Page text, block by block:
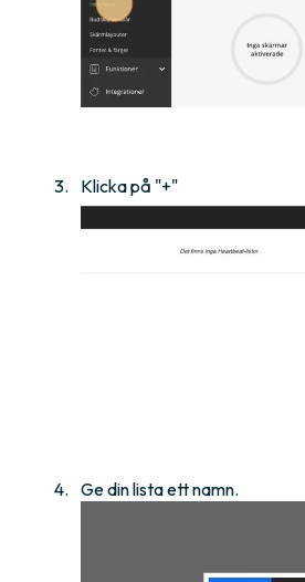
Klicka på "+"
Ge din lista ett namn.